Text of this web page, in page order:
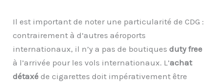
Il est important de noter une particularité de CDG :
contrairement à d’autres aéroports
internationaux, il n’y a pas de boutiquesduty free
à l’arrivée pour les vols internationaux. L’achat
détaxé de cigarettes doit impérativement être